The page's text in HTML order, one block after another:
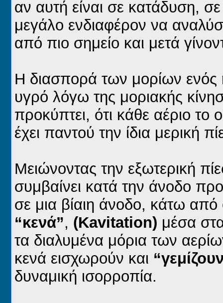
αν αυτή είναι σε κατάδυση,
μεγάλο ενδιαφέρον να
από πιο σημείο και μετά
Η διασπορά των μορίων
υγρό λόγω της μοριακής
προκύπτει, ότι κάθε αέριο
έχει παντού την ίδια μερική
Μειώνοντας την εξωτερική
συμβαίνει κατά την άνοδο
σε μια βίαιη άνοδο, κάτω από
“κενά”, (Kavitation) μέσα
τα διαλυμένα μόρια των
κενά εισχωρούν και
δυναμική ισορροπία.